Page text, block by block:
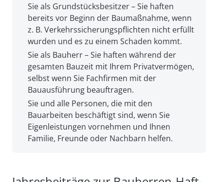
Sie als Grundstücksbesitzer – Sie haften
bereits vor Beginn der Baumaßnahme, wenn
z. B. Verkehrssicherungspflichten nicht erfüllt
wurden und es zu einem Schaden kommt.
Sie als Bauherr – Sie haften während der
gesamten Bauzeit mit Ihrem Privatvermögen,
selbst wenn Sie Fachfirmen mit der
Bauausführung beauftragen.
Sie und alle Personen, die mit den
Bauarbeiten beschäftigt sind, wenn Sie
Eigenleistungen vornehmen und Ihnen
Familie, Freunde oder Nachbarn helfen.